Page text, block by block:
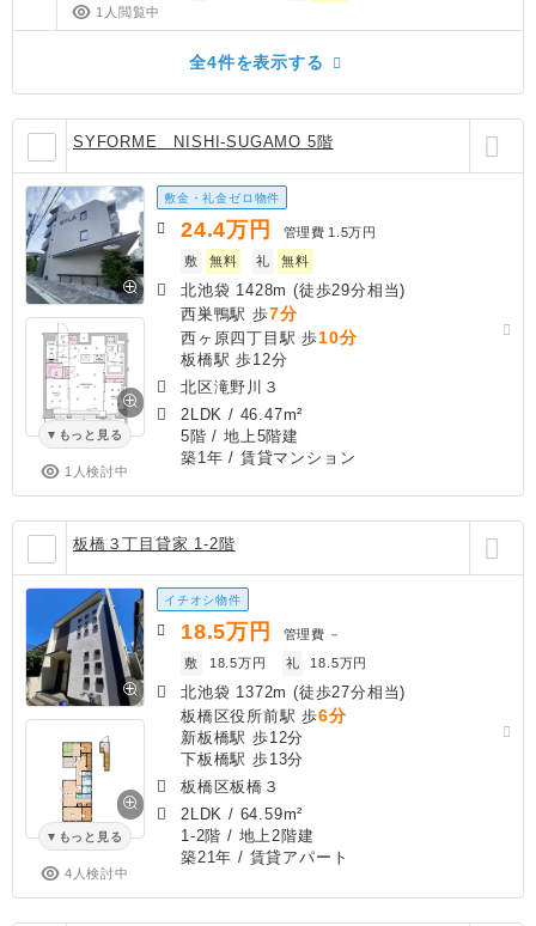
1人閲覧中
全4件を表示する
SYFORME NISHI-SUGAMO 5階
もっと見る
1人検討中
敷金・礼金ゼロ物件
24.4万円 管理費 1.5万円
敷
無料 礼 無料
北池袋 1428m (徒歩29分相当)
西巣鴨駅 歩7分
西ヶ原四丁目駅 歩10分
板橋駅 歩12分
北区滝野川３
2LDK / 46.47m²
5階 / 地上5階建
築1年 / 賃貸マンション
板橋３丁目貸家 1-2階
もっと見る
4人検討中
イチオシ物件
18.5万円 管理費 －
敷
18.5万円 礼 18.5万円
北池袋 1372m (徒歩27分相当)
板橋区役所前駅 歩6分
新板橋駅 歩12分
下板橋駅 歩13分
板橋区板橋３
2LDK / 64.59m²
1-2階 / 地上2階建
築21年 / 賃貸アパート